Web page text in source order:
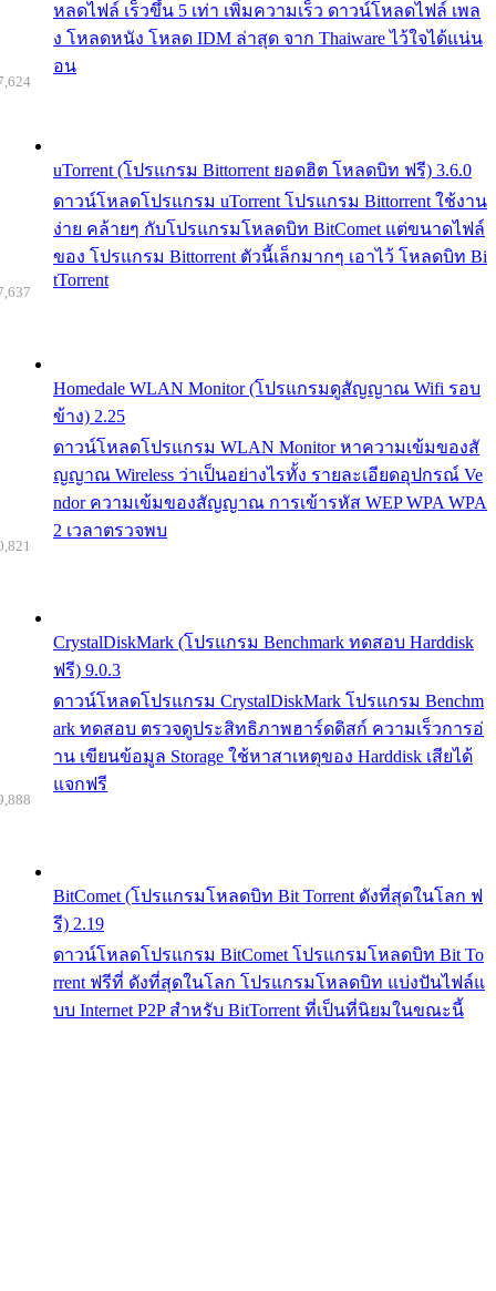
หลดไฟล์ เร็วขึ้น 5 เท่า เพิ่มความเร็ว ดาวน์โหลดไฟล์ เพล
ง โหลดหนัง โหลด IDM ล่าสุด จาก Thaiware ไว้ใจได้แน่น
อน
uTorrent (โปรแกรม Bittorrent ยอดฮิต โหลดบิท ฟรี) 3.6.0
ดาวน์โหลดโปรแกรม uTorrent โปรแกรม Bittorrent ใช้งาน
ง่าย คล้ายๆ กับโปรแกรมโหลดบิท BitComet แต่ขนาดไฟล์
ของ โปรแกรม Bittorrent ตัวนี้เล็กมากๆ เอาไว้ โหลดบิท Bi
tTorrent
Homedale WLAN Monitor (โปรแกรมดูสัญญาณ Wifi รอบ
ข้าง) 2.25
ดาวน์โหลดโปรแกรม WLAN Monitor หาความเข้มของสั
ญญาณ Wireless ว่าเป็นอย่างไรทั้ง รายละเอียดอุปกรณ์ Ve
ndor ความเข้มของสัญญาณ การเข้ารหัส WEP WPA WPA
2 เวลาตรวจพบ
CrystalDiskMark (โปรแกรม Benchmark ทดสอบ Harddisk
ฟรี) 9.0.3
ดาวน์โหลดโปรแกรม CrystalDiskMark โปรแกรม Benchm
ark ทดสอบ ตรวจดูประสิทธิภาพฮาร์ดดิสก์ ความเร็วการอ่
าน เขียนข้อมูล Storage ใช้หาสาเหตุของ Harddisk เสียได้
แจกฟรี
BitComet (โปรแกรมโหลดบิท Bit Torrent ดังที่สุดในโลก ฟ
รี) 2.19
ดาวน์โหลดโปรแกรม BitComet โปรแกรมโหลดบิท Bit To
rrent ฟรีที่ ดังที่สุดในโลก โปรแกรมโหลดบิท แบ่งปันไฟล์แ
บบ Internet P2P สำหรับ BitTorrent ที่เป็นที่นิยมในขณะนี้